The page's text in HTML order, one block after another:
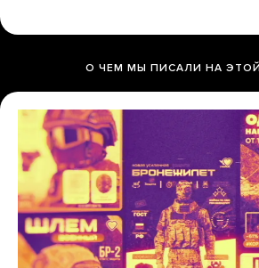
О ЧЕМ МЫ ПИСАЛИ НА